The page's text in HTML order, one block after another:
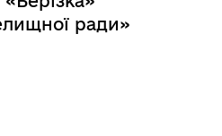
ради»